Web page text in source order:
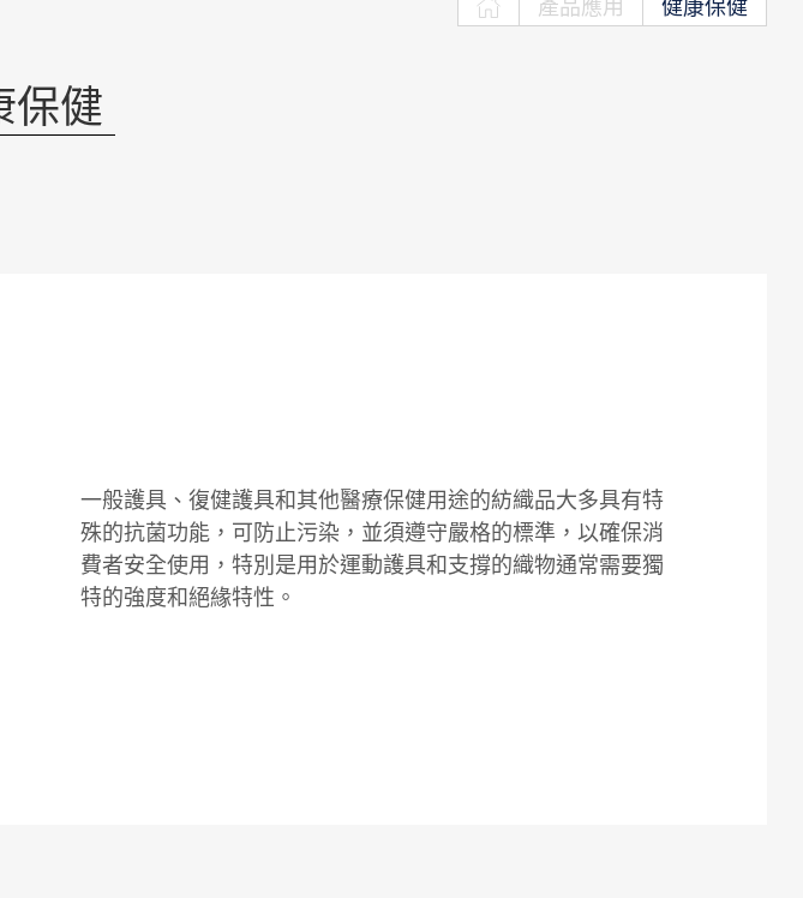
產品應用 健康保健
保健
一般護具、復健護具和其他醫療保健用途的紡織品大多具有特
殊的抗菌功能，可防止污染，並須遵守嚴格的標準，以確保消
費者安全使用，特別是用於運動護具和支撐的織物通常需要獨
特的強度和絕緣特性。